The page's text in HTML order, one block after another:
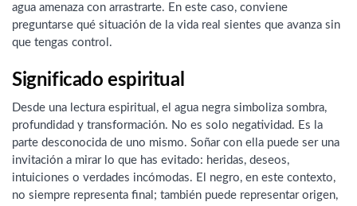
agua amenaza con arrastrarte. En este caso, conviene
preguntarse qué situación de la vida real sientes que avanza sin
que tengas control.
Significado espiritual
Desde una lectura espiritual, el agua negra simboliza sombra,
profundidad y transformación. No es solo negatividad. Es la
parte desconocida de uno mismo. Soñar con ella puede ser una
invitación a mirar lo que has evitado: heridas, deseos,
intuiciones o verdades incómodas. El negro, en este contexto,
no siempre representa final; también puede representar origen,